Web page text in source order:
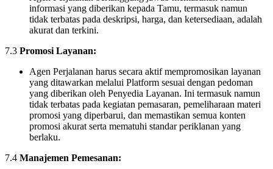
informasi yang diberikan kepada Tamu, termasuk namun
tidak terbatas pada deskripsi, harga, dan ketersediaan, adalah
akurat dan terkini.
7.3 Promosi Layanan:
Agen Perjalanan harus secara aktif mempromosikan layanan
yang ditawarkan melalui Platform sesuai dengan pedoman
yang diberikan oleh Penyedia Layanan. Ini termasuk namun
tidak terbatas pada kegiatan pemasaran, pemeliharaan materi
promosi yang diperbarui, dan memastikan semua konten
promosi akurat serta mematuhi standar periklanan yang
berlaku.
7.4 Manajemen Pemesanan: